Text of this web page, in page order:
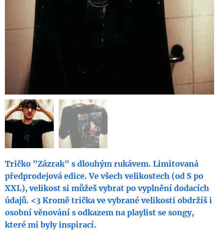
Tričko "Zázrak" s dlouhým rukávem. Limitovaná
předprodejová edice. Ve všech velikostech (od S po
XXL), velikost si můžeš vybrat po vyplnění dodacích
údajů. <3 Kromě trička ve vybrané velikosti obdržíš i
osobní věnování s odkazem na playlist se songy,
které mi byly inspirací.